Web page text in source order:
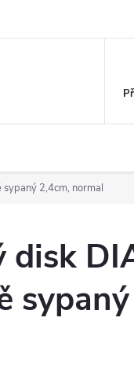
2,4cm, normal